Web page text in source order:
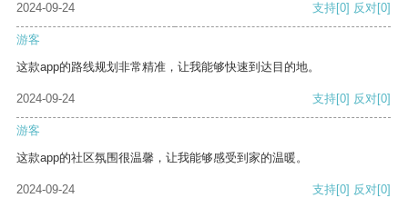
2024-09-24 支持[0] 反对[0]
游客
这款app的路线规划非常精准，让我能够快速到达目的地。
2024-09-24 支持[0] 反对[0]
游客
这款app的社区氛围很温馨，让我能够感受到家的温暖。
2024-09-24 支持[0] 反对[0]